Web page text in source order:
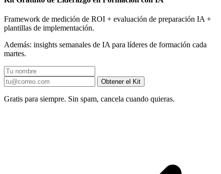
Framework de medición de ROI + evaluación de preparación IA +
plantillas de implementación.
Además: insights semanales de IA para líderes de formación cada
martes.
Obtener el Kit
Gratis para siempre. Sin spam, cancela cuando quieras.